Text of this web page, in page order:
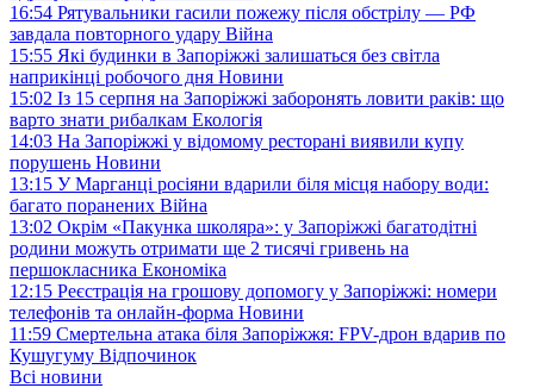
16:54 Рятувальники гасили пожежу після обстрілу — РФ
завдала повторного удару Війна
15:55 Які будинки в Запоріжжі залишаться без світла
наприкінці робочого дня Новини
15:02 Із 15 серпня на Запоріжжі заборонять ловити раків: що
варто знати рибалкам Екологія
14:03 На Запоріжжі у відомому ресторані виявили купу
порушень Новини
13:15 У Марганці росіяни вдарили біля місця набору води:
багато поранених Війна
13:02 Окрім «Пакунка школяра»: у Запоріжжі багатодітні
родини можуть отримати ще 2 тисячі гривень на
першокласника Економіка
12:15 Реєстрація на грошову допомогу у Запоріжжі: номери
телефонів та онлайн-форма Новини
11:59 Смертельна атака біля Запоріжжя: FPV-дрон вдарив по
Кушугуму Відпочинок
Всі новини